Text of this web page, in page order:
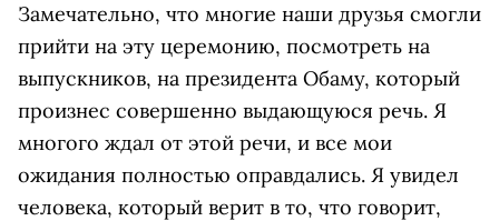
Замечательно, что многие наши друзья смогли
прийти на эту церемонию, посмотреть на
выпускников, на президента Обаму, который
произнес совершенно выдающуюся речь. Я
многого ждал от этой речи, и все мои
ожидания полностью оправдались. Я увидел
человека, который верит в то, что говорит,